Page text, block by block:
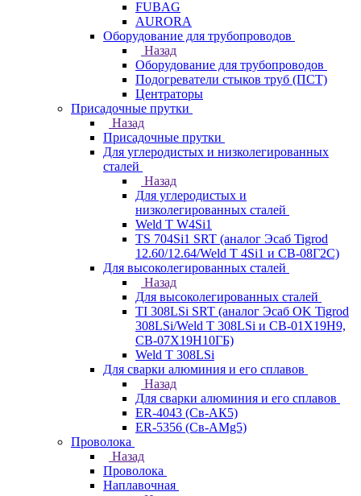
FUBAG
AURORA
Оборудование для трубопроводов
Назад
Оборудование для трубопроводов
Подогреватели стыков труб (ПСТ)
Центраторы
Присадочные прутки
Назад
Присадочные прутки
Для углеродистых и низколегированных
сталей
Назад
Для углеродистых и
низколегированных сталей
Weld T W4Si1
TS 704Si1 SRT (аналог Эсаб Tigrod
12.60/12.64/Weld T 4Si1 и СВ-08Г2С)
Для высоколегированных сталей
Назад
Для высоколегированных сталей
TI 308LSi SRT (аналог Эсаб OK Tigrod
308LSi/Weld T 308LSi и СВ-01Х19Н9,
СВ-07Х19Н10ГБ)
Weld T 308LSi
Для сварки алюминия и его сплавов
Назад
Для сварки алюминия и его сплавов
ER-4043 (Св-АК5)
ER-5356 (Св-АМg5)
Проволока
Назад
Проволока
Наплавочная